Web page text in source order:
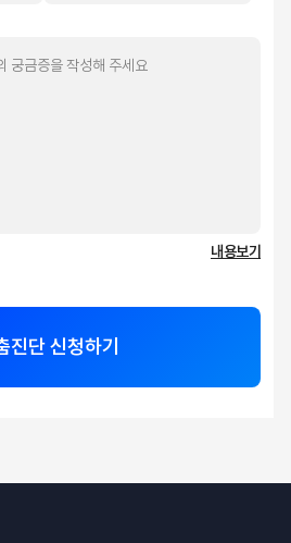
내용보기
진단 신청하기